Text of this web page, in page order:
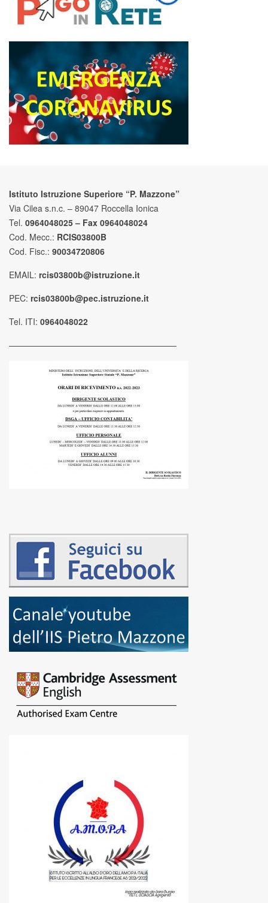
Istituto Istruzione Superiore “P. Mazzone”
Via Cilea s.n.c. – 89047 Roccella Ionica
Tel. 0964048025 – Fax 0964048024
Cod. Mecc.: RCIS03800B
Cod. Fisc.: 90034720806
EMAIL: rcis03800b@istruzione.it
PEC: rcis03800b@pec.istruzione.it
Tel. ITI: 0964048022
————————————————————